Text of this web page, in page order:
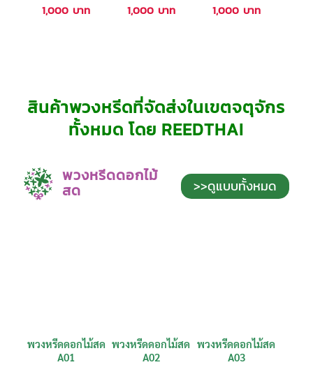
1,000 บาท 1,000 บาท 1,000 บาท
สินค้าพวงหรีดที่จัดส่งในเขตจตุจักร
ทั้งหมด โดย REEDTHAI
พวงหรีดดอกไม้
สด >>ดูแบบทั้งหมด
พวงหรีดดอกไม้สด
A01
พวงหรีดดอกไม้สด
A02
พวงหรีดดอกไม้สด
A03